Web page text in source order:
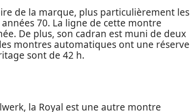
de la marque, plus particulièrement les
70. La ligne de cette montre
De plus, son cadran est muni de deux
montres automatiques ont une réserve
sont de 42 h.
la Royal est une autre montre